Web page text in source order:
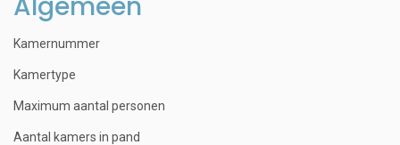
Kamernummer
Kamertype
Maximum aantal personen
Aantal kamers in pand